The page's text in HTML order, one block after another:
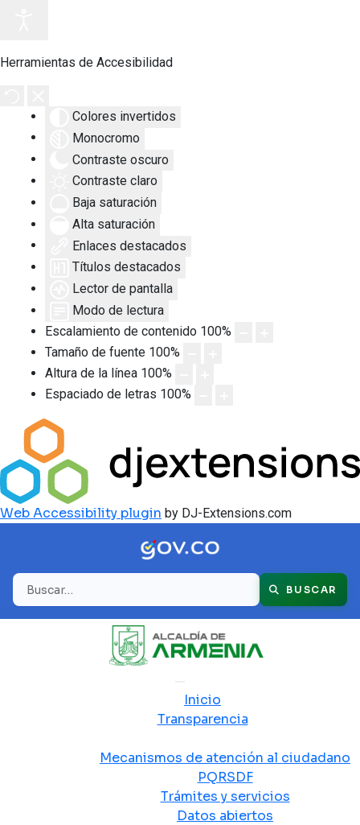
Herramientas de Accesibilidad
Colores invertidos
Monocromo
Contraste oscuro
Contraste claro
Baja saturación
Alta saturación
Enlaces destacados
Títulos destacados
Lector de pantalla
Modo de lectura
Escalamiento de contenido 100%
Tamaño de fuente 100%
Altura de la línea 100%
Espaciado de letras 100%
Web Accessibility plugin by DJ-Extensions.com
Buscar BUSCAR
Inicio
Transparencia
Mecanismos de atención al ciudadano
PQRSDF
Trámites y servicios
Datos abiertos